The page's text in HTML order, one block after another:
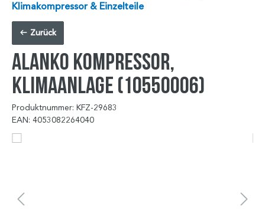
Klimakompressor & Einzelteile
Zurück
ALANKO Kompressor,
Klimaanlage (10550006)
Produktnummer: KFZ-29683
EAN: 4053082264040